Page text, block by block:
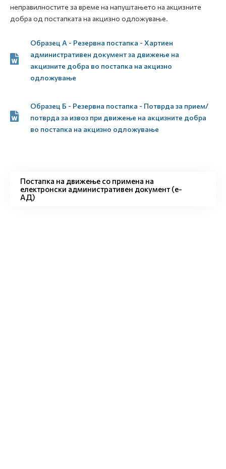
неправилностите за време на напуштањето на акцизните
добра од постапката на акцизно одложување.
Образец А - Резервна постапка - Хартиен
административен документ за движење на
акцизните добра во постапка на акцизно
одложување
Образец Б - Резервна постапка - Потврда за прием/
потврда за извоз при движење на акцизните добра
во постапка на акцизно одложување
Постапка на движење со примена на
електронски административен документ (е-
АД)